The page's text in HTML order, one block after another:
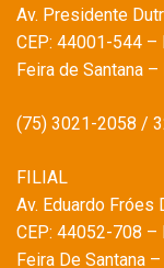
Av. Presidente
CEP: 44001-544 –
Feira de Santana –
(75) 3021-2058 /
FILIAL
Av. Eduardo Fróes
CEP: 44052-708 –
Feira De Santana